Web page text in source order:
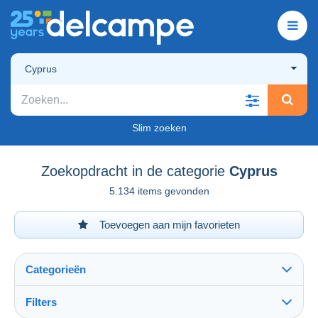
Cyprus
Slim zoeken
Zoekopdracht in de categorie Cyprus
5.134 items gevonden
Toevoegen aan mijn favorieten
Categorieën
Filters